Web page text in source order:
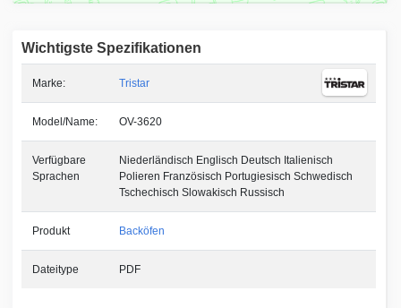
Wichtigste Spezifikationen
Marke: Tristar
Model/Name: OV-3620
Verfügbare
Sprachen
Niederländisch Englisch Deutsch Italienisch
Polieren Französisch Portugiesisch Schwedisch
Tschechisch Slowakisch Russisch
Produkt Backöfen
Dateitype PDF